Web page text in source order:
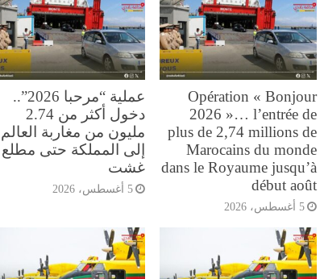
Opération « Bonjour
2026 »… l’entrée de
plus de 2,74 millions de
Marocains du monde
dans le Royaume jusqu’à
début août
5 أغسطس، 2026
عملية “مرحبا 2026”..
دخول أكثر من 2.74
مليون من مغاربة العالم
إلى المملكة حتى مطلع
غشت
5 أغسطس، 2026